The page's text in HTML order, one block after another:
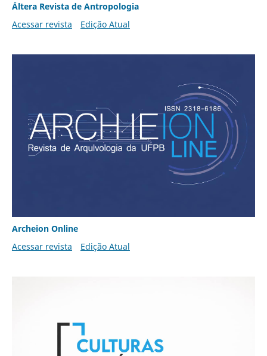
Áltera Revista de Antropologia
Acessar revista
Edição Atual
Archeion Online
Acessar revista
Edição Atual